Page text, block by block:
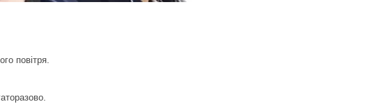
повітря.